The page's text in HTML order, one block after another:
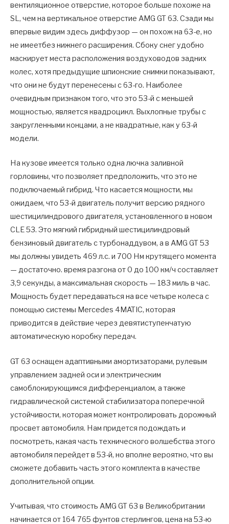
вентиляционное отверстие, которое больше похоже на
SL, чем на вертикальное отверстие AMG GT 63. Сзади мы
впервые видим здесь диффузор — он похож на 63-е, но
не имеетбез нижнего расширения. Сбоку снег удобно
маскирует места расположения воздуховодов задних
колес, хотя предыдущие шпионские снимки показывают,
что они не будут перенесены с 63-го. Наиболее
очевидным признаком того, что это 53-й с меньшей
мощностью, является квадроцикл. Выхлопные трубы с
закругленными концами, а не квадратные, как у 63-й
модели.
На кузове имеется только одна лючка заливной
горловины, что позволяет предположить, что это не
подключаемый гибрид. Что касается мощности, мы
ожидаем, что 53-й двигатель получит версию рядного
шестицилиндрового двигателя, установленного в новом
CLE 53. Это мягкий гибридный шестицилиндровый
бензиновый двигатель с турбонаддувом, а в AMG GT 53
мы должны увидеть 469 л.с. и 700 Нм крутящего момента
— достаточно. время разгона от 0 до 100 км/ч составляет
3,9 секунды, а максимальная скорость — 183 миль в час.
Мощность будет передаваться на все четыре колеса с
помощью системы Mercedes 4MATIC, которая
приводится в действие через девятиступенчатую
автоматическую коробку передач.
GT 63 оснащен адаптивными амортизаторами, рулевым
управлением задней оси и электрическим
самоблокирующимся дифференциалом, а также
гидравлической системой стабилизатора поперечной
устойчивости, которая может контролировать дорожный
просвет автомобиля. Нам придется подождать и
посмотреть, какая часть технического волшебства этого
автомобиля перейдет в 53-й, но вполне вероятно, что вы
сможете добавить часть этого комплекта в качестве
дополнительной опции.
Учитывая, что стоимость AMG GT 63 в Великобритании
начинается от 164 765 фунтов стерлингов, цена на 53-ю